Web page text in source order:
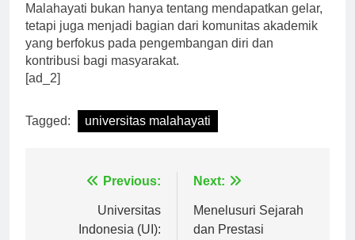
Malahayati bukan hanya tentang mendapatkan gelar,
tetapi juga menjadi bagian dari komunitas akademik
yang berfokus pada pengembangan diri dan
kontribusi bagi masyarakat.
[ad_2]
Tagged: universitas malahayati
NavigasiPrevious:
Universitas
Indonesia (UI):
Next:
Menelusuri Sejarah
dan Prestasi